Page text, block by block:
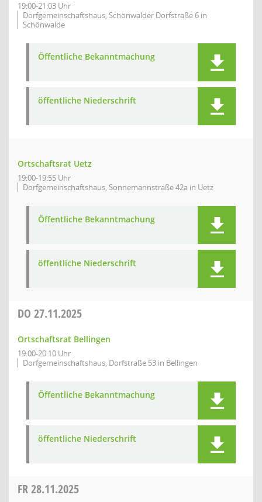
19:00-21:03 Uhr
Dorfgemeinschaftshaus, Schönwalder Dorfstraße 6 in
Schönwalde
Öffentliche Bekanntmachung
öffentliche Niederschrift
Ortschaftsrat Uetz
19:00-19:55 Uhr
Dorfgemeinschaftshaus, Sonnemannstraße 42a in Uetz
Öffentliche Bekanntmachung
öffentliche Niederschrift
DO 27.11.2025
Ortschaftsrat Bellingen
19:00-20:10 Uhr
Dorfgemeinschaftshaus, Dorfstraße 53 in Bellingen
Öffentliche Bekanntmachung
öffentliche Niederschrift
FR28.11.2025